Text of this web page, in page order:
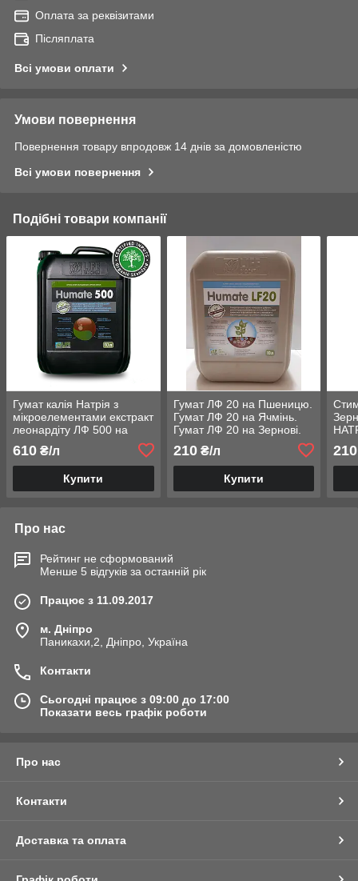
Оплата за реквізитами
Післяплата
Всі умови оплати
Умови повернення
Повернення товару впродовж 14 днів за домовленістю
Всі умови повернення
Подібні товари компанії
Гумат калія Натрія з
мікроелементами екстракт
леонардіту ЛФ 500 на
Пшеницю Ячмінь в нормі
0,2-0,3л/га.
610 ₴/л
Купити
Гумат ЛФ 20 на Пшеницю.
Гумат ЛФ 20 на Ячмінь.
Гумат ЛФ 20 на Зернові.
Норма 0,2-0,4 л/га. Гумат
Калію Натрію
210₴/л
Купити
0,3-
л.
210
Про нас
Рейтинг не сформований
Менше 5 відгуків за останній рік
Працює з 11.09.2017
м. Дніпро
Паникахи,2, Дніпро, Україна
Контакти
Сьогодні працює з 09:00 до 17:00
Показати весь графік роботи
Про нас
Контакти
Доставка та оплата